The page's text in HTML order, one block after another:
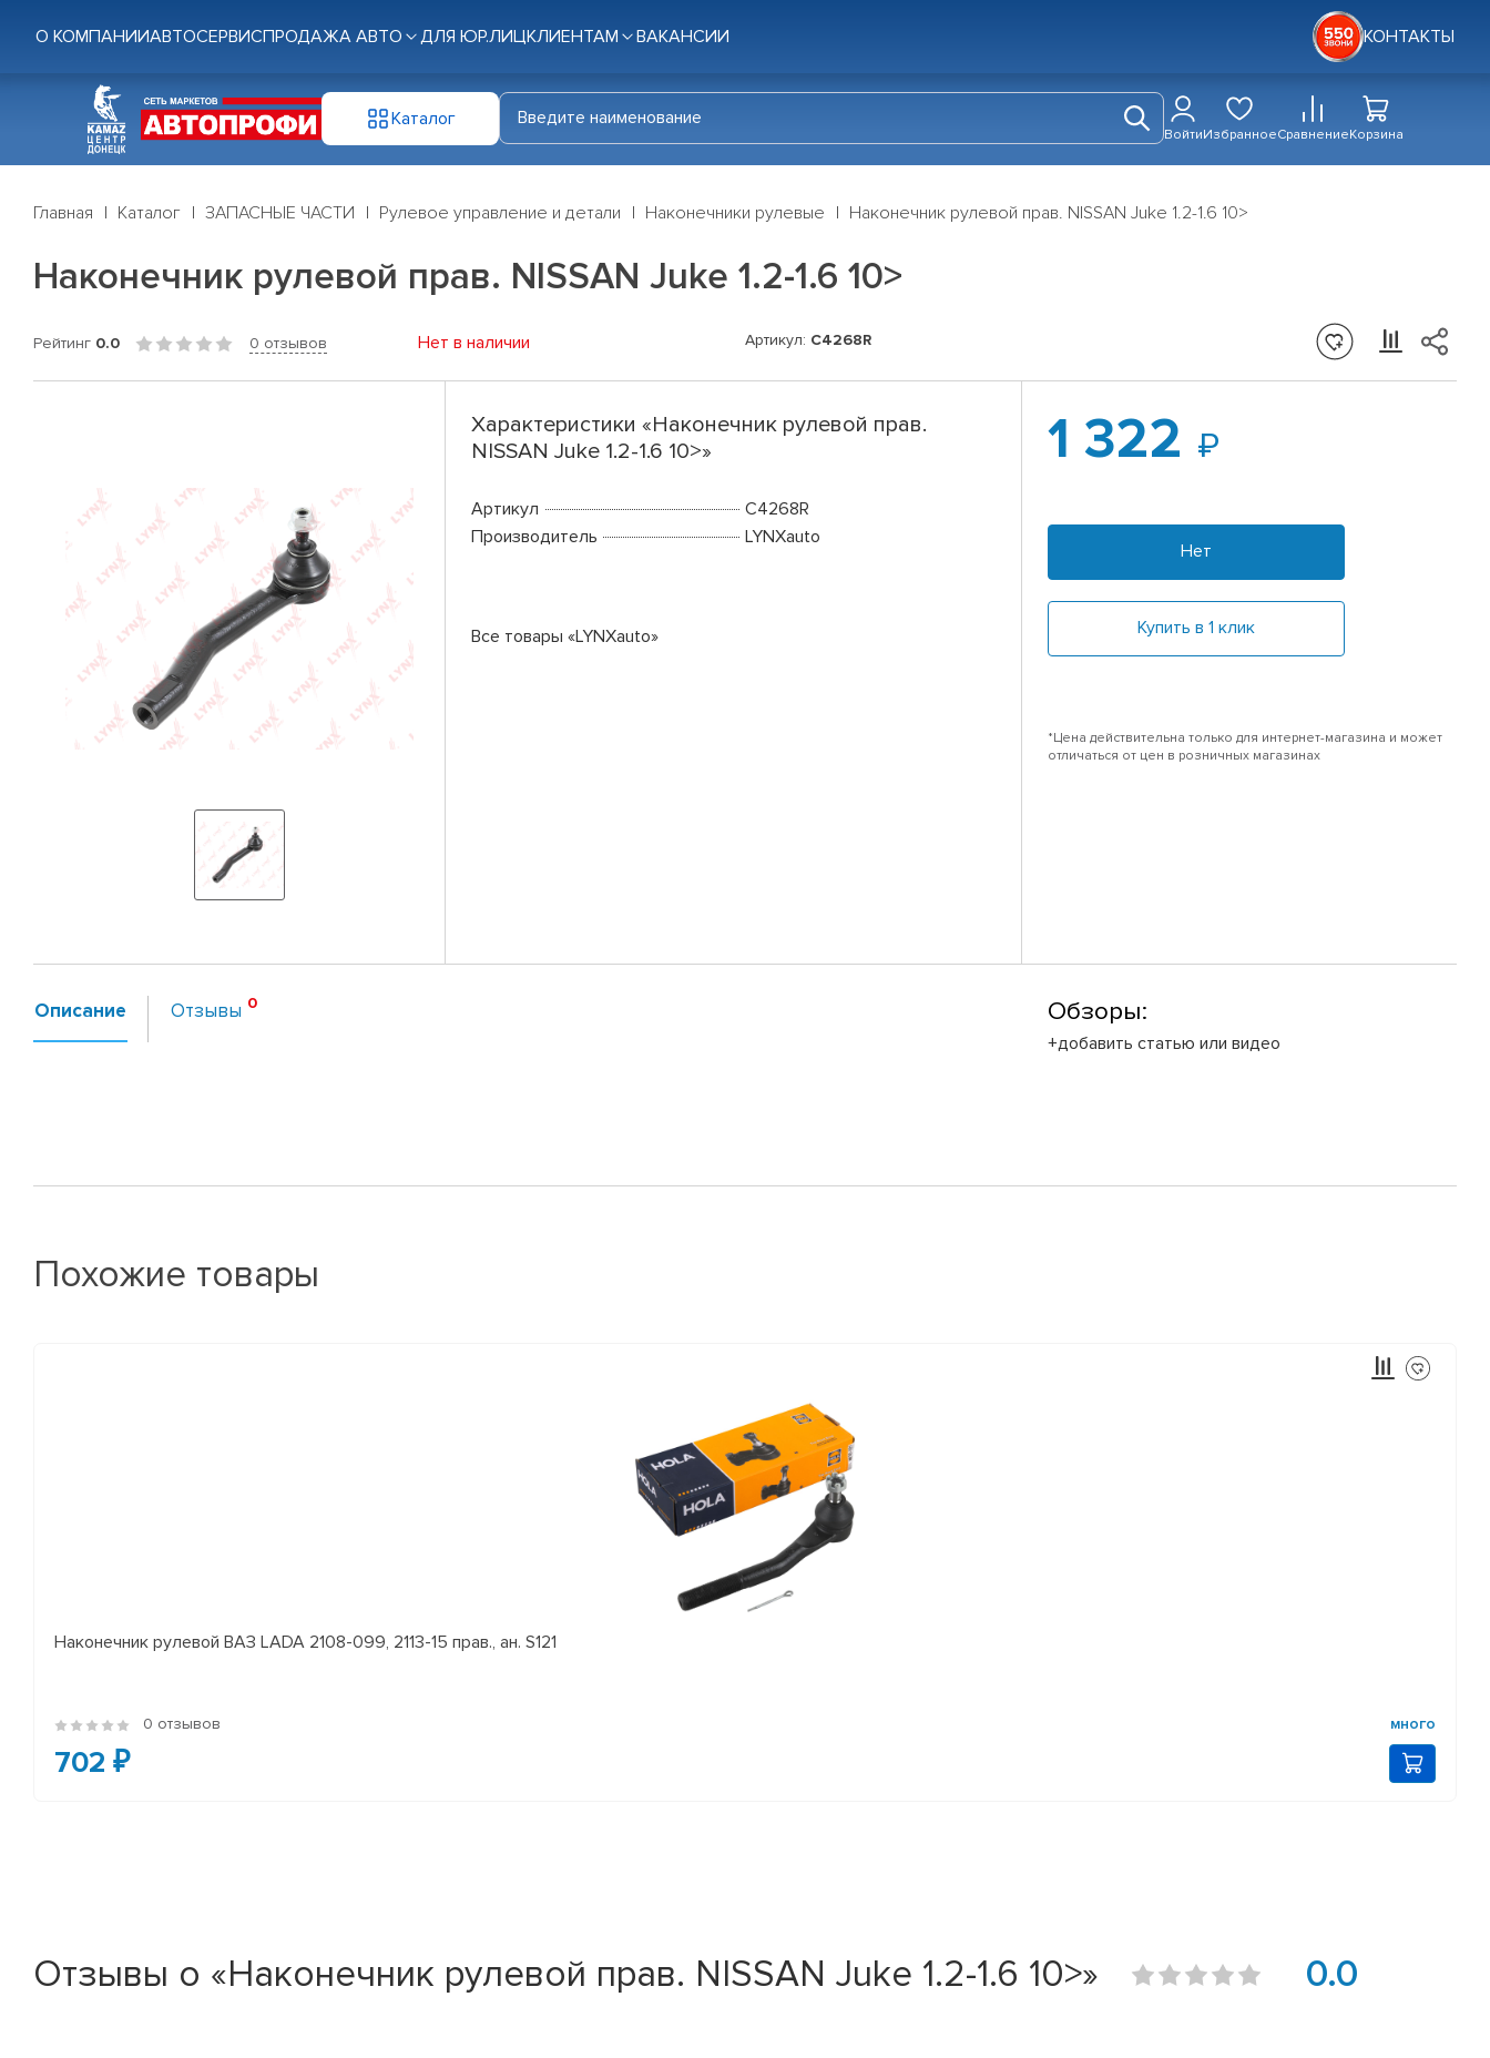
О КОМПАНИИАВТОСЕРВИСПРОДАЖА АВТО ДЛЯ ЮР.ЛИЦКЛИЕНТАМ ВАКАНСИИ КОНТАКТЫ
Каталог
ВойтиИзбранноеСравнениеКорзина
Главная Каталог ЗАПАСНЫЕ ЧАСТИ Рулевое управление и детали Наконечники рулевые Наконечник рулевой прав. NISSAN Juke 1.2-1.6 10>
Наконечник рулевой прав. NISSAN Juke 1.2-1.6 10>
Рейтинг 0.0 0 отзывов Нет в наличии Артикул: C4268R
Характеристики «Наконечник рулевой прав.
NISSAN Juke 1.2-1.6 10>»
Артикул
C4268R
Производитель
LYNXauto
Все товары «LYNXauto»
1 322
Нет
Купить в 1 клик
*Цена действительна только для интернет-магазина и может
отличаться от цен в розничных магазинах
Описание Отзывы Обзоры:
+добавить статью или видео
Похожие товары
Наконечник рулевой ВАЗ LADA 2108-099, 2113-15 прав., ан. S121
0 отзывов много
702 ₽
Отзывы о «Наконечник рулевой прав. NISSAN Juke 1.2-1.6 10>» 0.0